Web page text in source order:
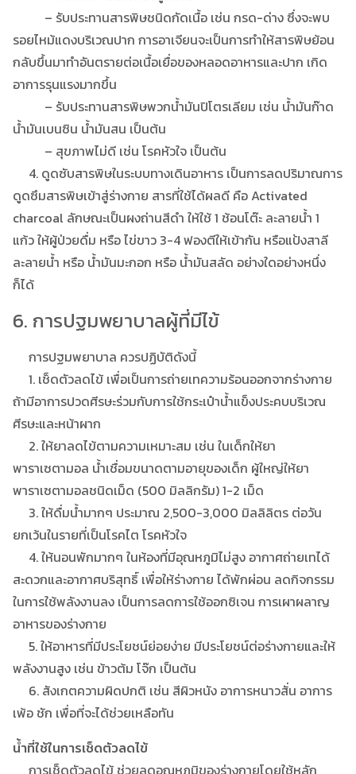
– รับประทานสารพิษชนิดกัดเนื้อ เช่น กรด-ด่าง ซึ่งจะพบ
รอยไหม้แดงบริเวณปาก การอาเจียนจะเป็นการทำให้สารพิษย้อน
กลับขึ้นมาทำอันตรายต่อเนื้อเยื่อของหลอดอาหารและปาก เกิด
อาการรุนแรงมากขึ้น
– รับประทานสารพิษพวกน้ำมันปิโตรเลียม เช่น น้ำมันก๊าด
น้ำมันเบนซิน น้ำมันสน เป็นต้น
– สุขภาพไม่ดี เช่น โรคหัวใจ เป็นต้น
4. ดูดซับสารพิษในระบบทางเดินอาหาร เป็นการลดปริมาณการ
ดูดซึมสารพิษเข้าสู่ร่างกาย สารที่ใช้ได้ผลดี คือ Activated
charcoal ลักษณะเป็นผงถ่านสีดำ ให้ใช้ 1 ช้อนโต๊ะ ละลายน้ำ 1
แก้ว ให้ผู้ป่วยดื่ม หรือ ไข่ขาว 3-4 ฟองตีให้เข้ากัน หรือแป้งสาลี
ละลายน้ำ หรือ น้ำมันมะกอก หรือ น้ำมันสลัด อย่างใดอย่างหนึ่ง
ก็ได้
6. การปฐมพยาบาลผู้ที่มีไข้
การปฐมพยาบาล ควรปฏิบัติดังนี้
1. เช็ดตัวลดไข้ เพื่อเป็นการถ่ายเทความร้อนออกจากร่างกาย
ถ้ามีอาการปวดศีรษะร่วมกับการใช้กระเป๋าน้ำแข็งประคบบริเวณ
ศีรษะและหน้าผาก
2. ให้ยาลดไข้ตามความเหมาะสม เช่น ในเด็กให้ยา
พาราเซตามอล น้ำเชื่อมขนาดตามอายุของเด็ก ผู้ใหญ่ให้ยา
พาราเซตามอลชนิดเม็ด (500 มิลลิกรัม) 1-2 เม็ด
3. ให้ดื่มน้ำมากๆ ประมาณ 2,500-3,000 มิลลิลิตร ต่อวัน
ยกเว้นในรายที่เป็นโรคไต โรคหัวใจ
4. ให้นอนพักมากๆ ในห้องที่มีอุณหภูมิไม่สูง อากาศถ่ายเทได้
สะดวกและอากาศบริสุทธิ์ เพื่อให้ร่างกาย ได้พักผ่อน ลดกิจกรรม
ในการใช้พลังงานลง เป็นการลดการใช้ออกซิเจน การเผาผลาญ
อาหารของร่างกาย
5. ให้อาหารที่มีประโยชน์ย่อยง่าย มีประโยชน์ต่อร่างกายและให้
พลังงานสูง เช่น ข้าวต้ม โจ๊ก เป็นต้น
6. สังเกตความผิดปกติ เช่น สีผิวหนัง อาการหนาวสั่น อาการ
เพ้อ ชัก เพื่อที่จะได้ช่วยเหลือทัน
น้ำที่ใช้ในการเช็ดตัวลดไข้
การเช็ดตัวลดไข้ ช่วยลดอุณหภูมิของร่างกายโดยใช้หลัก